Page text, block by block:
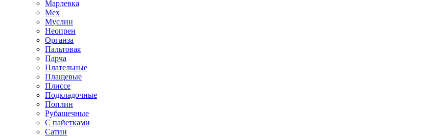
Марлевка
Мех
Муслин
Неопрен
Органза
Пальтовая
Парча
Плательные
Плащевые
Плиссе
Подкладочные
Поплин
Рубашечные
С пайетками
Сатин